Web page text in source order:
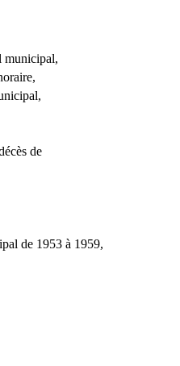
municipal,
de
de 1953 à 1959,